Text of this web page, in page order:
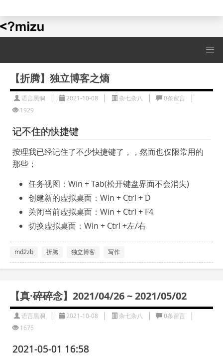
水水的演示站
【折腾】独立博客之熵
语言黑洞 | 2021-10-08 | 杂七杂八 | 0条留言 |
1929
记不住的快捷键
按理我已经记住了不少快捷键了，，然而也仅限常用的
那些；
任务视图：Win + Tab(松开键盘界面不会消失)
创建新的虚拟桌面：Win + Ctrl + D
关闭当前虚拟桌面：Win + Ctrl + F4
切换虚拟桌面：Win + Ctrl +左/右
md2zb 折腾 独立博客 写作
【真·碎碎念】2021/04/26 ~ 2021/05/02
语言黑洞 | 2021-10-08 | 杂七杂八 | 0条留言 |
1675
2021-05-01 16:58